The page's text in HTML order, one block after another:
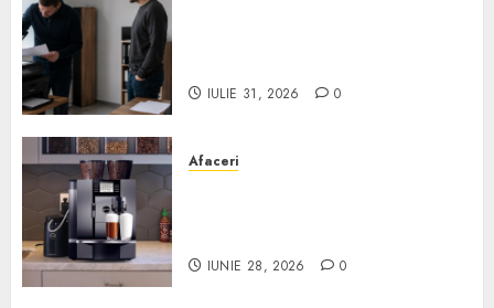
IULIE 31, 2026 0
Afaceri
IUNIE 28, 2026 0